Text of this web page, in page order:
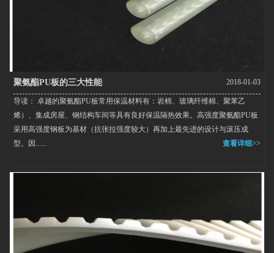
聚氨酯PU板的三大性能 2018-01-03
导读： 卓越的聚氨酯PU板常用保温材料有：岩棉、玻璃纤维棉、聚苯乙
烯）、集成房屋、钢结构车间等具有良好保温隔热效果。高强度聚氨酯PU板
采用高强度钢板为基材（抗张拉强度较大）再加上最先进的设计与滚压成
型。因......
查看详细>>